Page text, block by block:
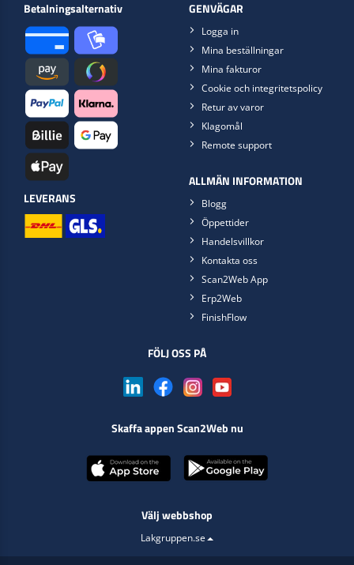
Betalningsalternativ
LEVERANS
GENVÄGAR
Logga in
Mina beställningar
Mina fakturor
Cookie och integritetspolicy
Retur av varor
Klagomål
Remote support
ALLMÄN INFORMATION
Blogg
Öppettider
Handelsvillkor
Kontakta oss
Scan2Web App
Erp2Web
FinishFlow
FÖLJ OSS PÅ
Skaffa appen Scan2Web nu
Välj webbshop
Lakgruppen.se